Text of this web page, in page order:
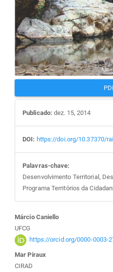
Publicado: dez. 15, 2014
DOI: https://doi.org/10.37370/
Palavras-chave:
Desenvolvimento Territorial,
Programa Territórios da
Conteúdo
do
Márcio Caniello
UFCG
https://orcid.org/0000-0003-
Mar Piraux
CIRAD